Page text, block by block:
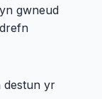
gwneud
destun yr